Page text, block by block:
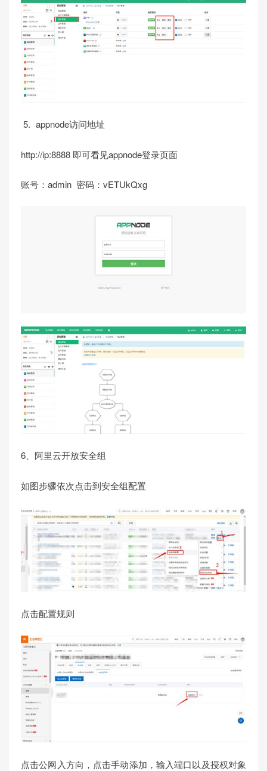
appnode访问地址
http://ip:8888 即可看见appnode登录页面
账号：admin 密码：vETUkQxg
6、阿里云开放安全组
如图步骤依次点击到安全组配置
点击配置规则
点击公网入方向，点击手动添加，输入端口以及授权对象